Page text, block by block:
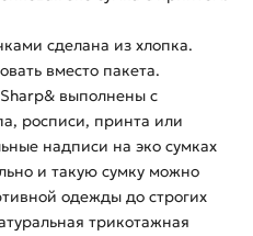
сделана из хлопка.
вместо пакета.
выполнены с
росписи, принта или
надписи на эко сумках
и такую сумку можно
одежды до строгих
трикотажная